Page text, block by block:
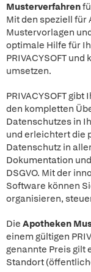
Musterverfahren
Mit den speziell
Mustervorlagen
optimale Hilfe für
PRIVACYSOFT
umsetzen.
PRIVACYSOFT
den kompletten
Datenschutzes in
und erleichtert die
Datenschutz in
Dokumentation
DSGVO. Mit der
Software können
organisieren,
Die Apotheken
einem gültigen
genannte Preis gilt
Standort